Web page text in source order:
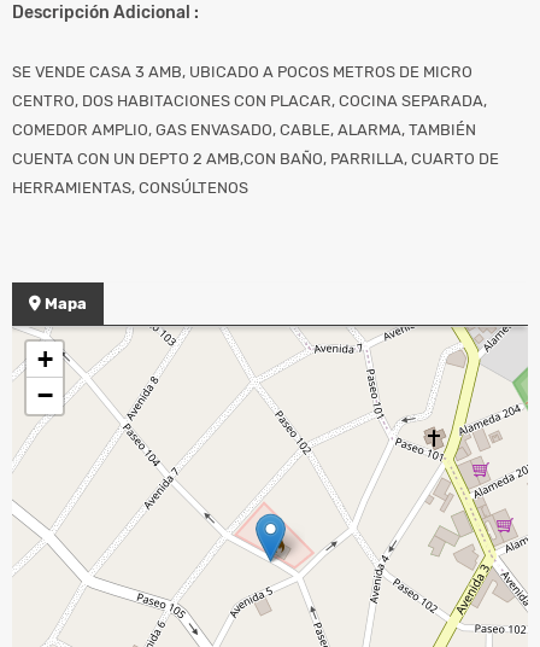
Descripción Adicional :
SE VENDE CASA 3 AMB, UBICADO A POCOS METROS DE MICRO
CENTRO, DOS HABITACIONES CON PLACAR, COCINA SEPARADA,
COMEDOR AMPLIO, GAS ENVASADO, CABLE, ALARMA, TAMBIÉN
CUENTA CON UN DEPTO 2 AMB,CON BAÑO, PARRILLA, CUARTO DE
HERRAMIENTAS, CONSÚLTENOS
Mapa
+
−